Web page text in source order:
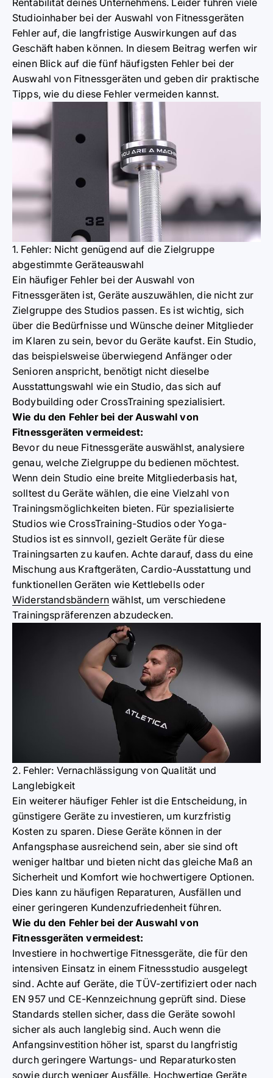
Rentabilität deines Unternehmens. Leider führen viele
Studioinhaber bei der Auswahl von Fitnessgeräten
Fehler auf, die langfristige Auswirkungen auf das
Geschäft haben können. In diesem Beitrag werfen wir
einen Blick auf die fünf häufigsten Fehler bei der
Auswahl von Fitnessgeräten und geben dir praktische
Tipps, wie du diese Fehler vermeiden kannst.
1. Fehler: Nicht genügend auf die Zielgruppe
abgestimmte Geräteauswahl
Ein häufiger Fehler bei der Auswahl von
Fitnessgeräten ist, Geräte auszuwählen, die nicht zur
Zielgruppe des Studios passen. Es ist wichtig, sich
über die Bedürfnisse und Wünsche deiner Mitglieder
im Klaren zu sein, bevor du Geräte kaufst. Ein Studio,
das beispielsweise überwiegend Anfänger oder
Senioren anspricht, benötigt nicht dieselbe
Ausstattungswahl wie ein Studio, das sich auf
Bodybuilding oder CrossTraining spezialisiert.
Wie du den Fehler bei der Auswahl von
Fitnessgeräten vermeidest:
Bevor du neue Fitnessgeräte auswählst, analysiere
genau, welche Zielgruppe du bedienen möchtest.
Wenn dein Studio eine breite Mitgliederbasis hat,
solltest du Geräte wählen, die eine Vielzahl von
Trainingsmöglichkeiten bieten. Für spezialisierte
Studios wie CrossTraining-Studios oder Yoga-
Studios ist es sinnvoll, gezielt Geräte für diese
Trainingsarten zu kaufen. Achte darauf, dass du eine
Mischung aus Kraftgeräten, Cardio-Ausstattung und
funktionellen Geräten wie Kettlebells oder
Widerstandsbändernwählst, um verschiedene
Trainingspräferenzen abzudecken.
2. Fehler: Vernachlässigung von Qualität und
Langlebigkeit
Ein weiterer häufiger Fehler ist die Entscheidung, in
günstigere Geräte zu investieren, um kurzfristig
Kosten zu sparen. Diese Geräte können in der
Anfangsphase ausreichend sein, aber sie sind oft
weniger haltbar und bieten nicht das gleiche Maß an
Sicherheit und Komfort wie hochwertigere Optionen.
Dies kann zu häufigen Reparaturen, Ausfällen und
einer geringeren Kundenzufriedenheit führen.
Wie du den Fehler bei der Auswahl von
Fitnessgeräten vermeidest:
Investiere in hochwertige Fitnessgeräte, die für den
intensiven Einsatz in einem Fitnessstudio ausgelegt
sind. Achte auf Geräte, die TÜV-zertifiziert oder nach
EN 957 und CE-Kennzeichnung geprüft sind. Diese
Standards stellen sicher, dass die Geräte sowohl
sicher als auch langlebig sind. Auch wenn die
Anfangsinvestition höher ist, sparst du langfristig
durch geringere Wartungs- und Reparaturkosten
sowie durch weniger Ausfälle. Hochwertige Geräte